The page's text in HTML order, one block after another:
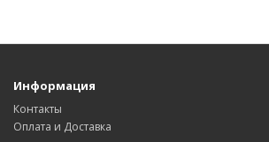
Информация
Контакты
Оплата и Доставка